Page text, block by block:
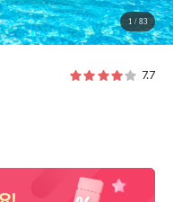
1 / 83
7.7